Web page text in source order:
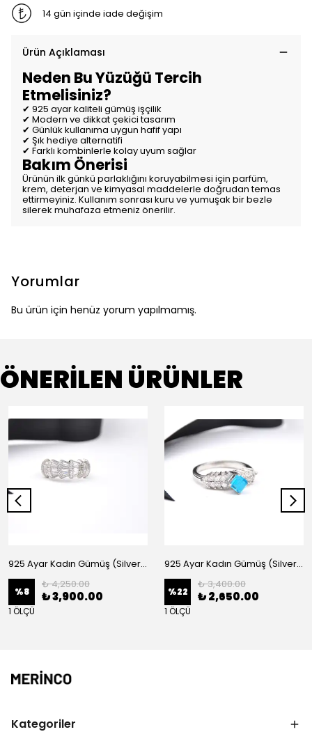
14 gün içinde iade değişim
Ürün Açıklaması
Neden Bu Yüzüğü Tercih
Etmelisiniz?
✔ 925 ayar kaliteli gümüş işçilik
✔ Modern ve dikkat çekici tasarım
✔ Günlük kullanıma uygun hafif yapı
✔ Şık hediye alternatifi
✔ Farklı kombinlerle kolay uyum sağlar
Bakım Önerisi
Ürünün ilk günkü parlaklığını koruyabilmesi için parfüm,
krem, deterjan ve kimyasal maddelerle doğrudan temas
ettirmeyiniz. Kullanım sonrası kuru ve yumuşak bir bezle
silerek muhafaza etmeniz önerilir.
Yorumlar
Bu ürün için henüz yorum yapılmamış.
ÖNERİLEN ÜRÜNLER
925 Ayar Kadın Gümüş (Silver) Yüzük
%8
₺ 4,250.00
₺ 3,900.00
1 ÖLÇÜ
925 Ayar Kadın Gümüş (Silver) Yüzük
%22
₺ 3,400.00
₺ 2,650.00
1 ÖLÇÜ
Kategoriler